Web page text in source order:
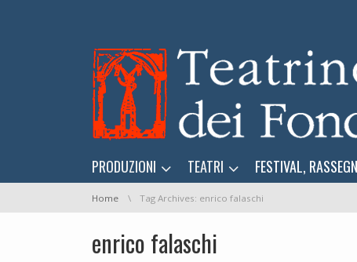
Skip navigation
PRODUZIONI TEATRI FESTIVAL,
You are here:
Home Tag Archives: enrico falaschi
enrico falaschi